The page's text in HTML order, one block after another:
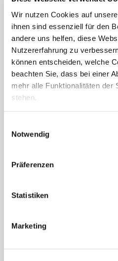
Wir nutzen Cookies auf
ihnen sind essenziell für den
andere uns helfen, diese
Nutzererfahrung zu
können entscheiden, welche
beachten Sie, dass bei einer
mehr alle Funktionalitäten der
stehen.
Notwendig
Präferenzen
Statistiken
Marketing
Aber genau das sind wir.
Ein Team, das zusammen
zusammen alles schafft.
Nicht perfekt.Aber ein...